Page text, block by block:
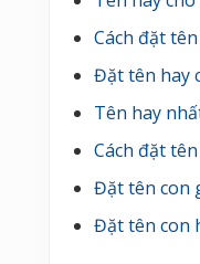
Cách đặt
Đặt tên hay
Tên hay
Cách đặt
Đặt tên con
Đặt tên con